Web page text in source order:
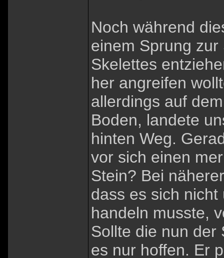
Noch während
einem Sprung
Skelettes
her angreifen
allerdings auf
Boden, landete
hinten Weg.
vor sich einen
Stein? Bei
dass es sich
handeln musste,
Sollte die nun der
es nur hoffen. Er